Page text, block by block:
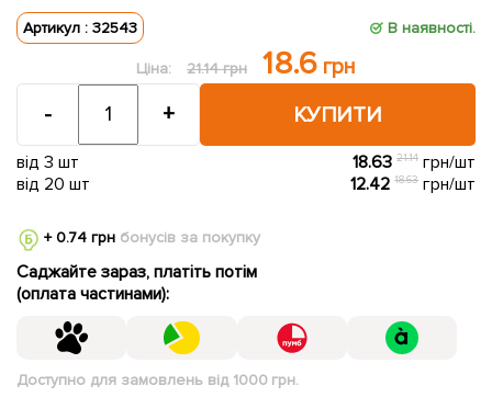
Артикул : 32543 В наявності.
Ціна: 21.14 грн 18.6грн
КУПИТИ
- +
від 3 шт 18.6321.14 грн/шт
від 20 шт
12.4218.63 грн/шт
+ 0.74 грнбонусів за покупку
Саджайте зараз, платіть потім
(оплата частинами):
Доступно для замовлень від 1000 грн.